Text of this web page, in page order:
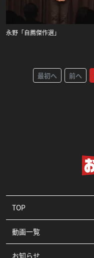
永野「自薦傑作選」
最初へ 前へ
TOP
動画一覧
コント
お知らせ